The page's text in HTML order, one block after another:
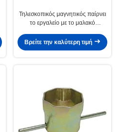
Τηλεσκοπικός μαγνητικός παίρνει
το εργαλείο με το μαλακό
λαβών παίρνει τις βίδες, καρύδια,
Βρείτε την καλύτερη τιμή